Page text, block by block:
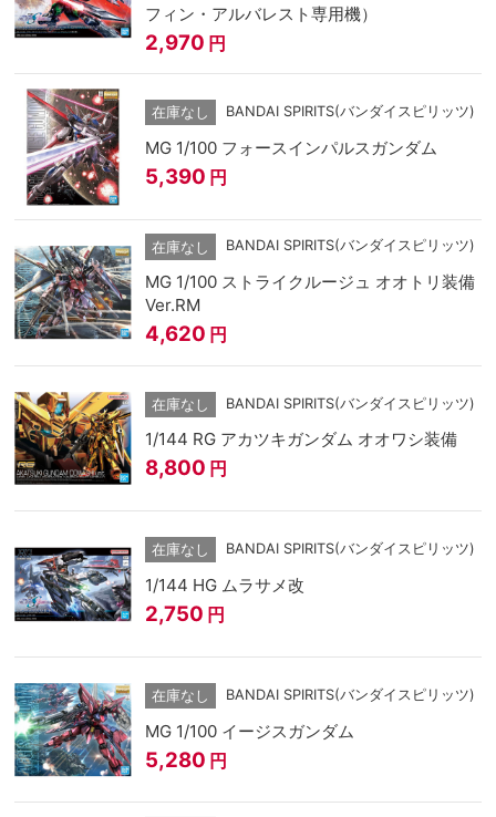
フィン・アルバレスト専用機）
2,970 円
在庫なし BANDAI SPIRITS(バンダイスピリッツ)
MG 1/100 フォースインパルスガンダム
5,390 円
在庫なし BANDAI SPIRITS(バンダイスピリッツ)
MG 1/100 ストライクルージュ オオトリ装備
Ver.RM
4,620 円
在庫なし BANDAI SPIRITS(バンダイスピリッツ)
1/144 RG アカツキガンダム オオワシ装備
8,800 円
在庫なし BANDAI SPIRITS(バンダイスピリッツ)
1/144 HG ムラサメ改
2,750 円
在庫なし BANDAI SPIRITS(バンダイスピリッツ)
MG 1/100 イージスガンダム
5,280 円